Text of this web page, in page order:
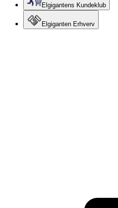
Elgigantens Kundeklub
Elgiganten Erhverv